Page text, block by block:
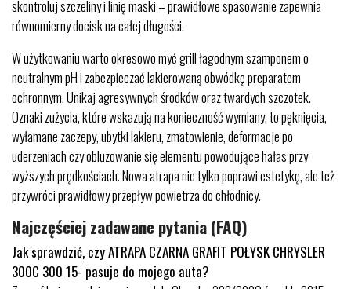
skontroluj szczeliny i linię maski – prawidłowe spasowanie zapewnia
równomierny docisk na całej długości.
W użytkowaniu warto okresowo myć grill łagodnym szamponem o
neutralnym pH i zabezpieczać lakierowaną obwódkę preparatem
ochronnym. Unikaj agresywnych środków oraz twardych szczotek.
Oznaki zużycia, które wskazują na konieczność wymiany, to pęknięcia,
wyłamane zaczepy, ubytki lakieru, zmatowienie, deformacje po
uderzeniach czy obluzowanie się elementu powodujące hałas przy
wyższych prędkościach. Nowa atrapa nie tylko poprawi estetykę, ale też
przywróci prawidłowy przepływ powietrza do chłodnicy.
Najczęściej zadawane pytania (FAQ)
Jak sprawdzić, czy ATRAPA CZARNA GRAFIT POŁYSK CHRYSLER
300C 300 15- pasuje do mojego auta?